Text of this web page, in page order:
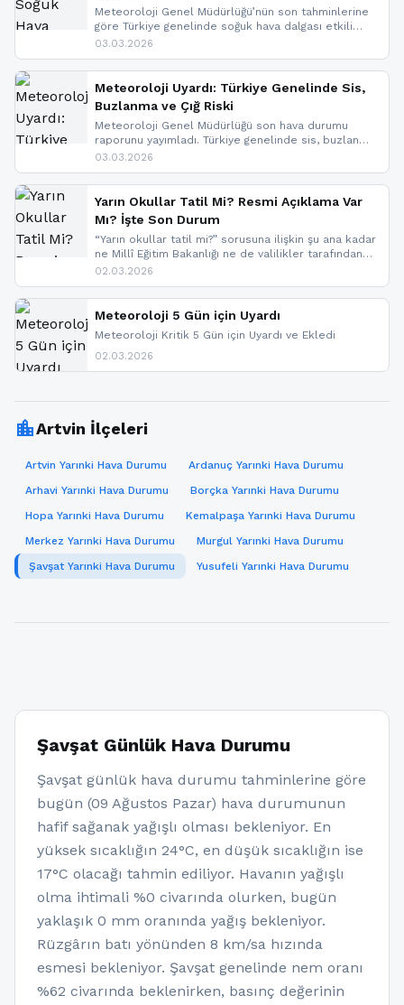
Meteoroloji Genel Müdürlüğü’nün son tahminlerine
göre Türkiye genelinde soğuk hava dalgası etkili
oluyor. Birçok il için kar yağışı ve buzlanma uyarısı
03.03.2026
Meteoroloji Uyardı: Türkiye Genelinde Sis,
Buzlanma ve Çığ Riski
Meteoroloji Genel Müdürlüğü son hava durumu
raporunu yayımladı. Türkiye genelinde sis, buzlanma
ve don beklenirken Doğu Anadolu ve Doğu
yapıldı. İşte son dakika meteoroloji gelişmeleri.
03.03.2026
Yarın Okullar Tatil Mi? Resmi Açıklama Var
Mı? İşte Son Durum
“Yarın okullar tatil mi?” sorusuna ilişkin şu ana kadar
ne Millî Eğitim Bakanlığı ne de valilikler tarafından
yapılmış resmi bir tatil açıklaması bulunmamaktadır.
paylaşacağız. En hızlı şekilde haberdar olmak için
sitemizi takip edebilir ve bildirimleri açabilirsiniz.
02.03.2026
Meteoroloji 5 Gün için Uyardı
Meteoroloji Kritik 5 Gün için Uyardı ve Ekledi
02.03.2026
location_cityArtvin İlçeleri
Artvin Yarınki Hava Durumu
Ardanuç Yarınki Hava Durumu
Arhavi Yarınki Hava Durumu
Borçka Yarınki Hava Durumu
Hopa Yarınki Hava Durumu
Kemalpaşa Yarınki Hava Durumu
Merkez Yarınki Hava Durumu
Murgul Yarınki Hava Durumu
Şavşat Yarınki Hava Durumu
Yusufeli Yarınki Hava Durumu
Şavşat Günlük Hava Durumu
Şavşat günlük hava durumu tahminlerine göre
bugün (09 Ağustos Pazar) hava durumunun
hafif sağanak yağışlı olması bekleniyor. En
yüksek sıcaklığın 24°C, en düşük sıcaklığın ise
17°C olacağı tahmin ediliyor. Havanın yağışlı
olma ihtimali %0 civarında olurken, bugün
yaklaşık 0 mm oranında yağış bekleniyor.
Rüzgârın batı yönünden 8 km/sa hızında
esmesi bekleniyor. Şavşat genelinde nem oranı
%62 civarında beklenirken, basınç değerinin